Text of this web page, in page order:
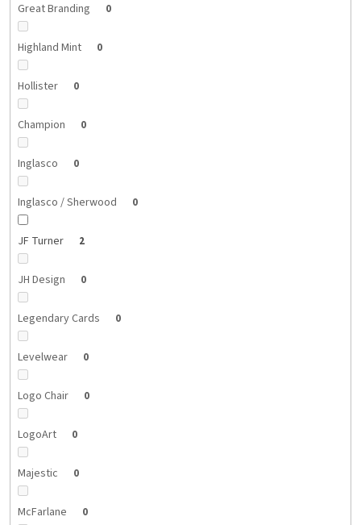
Great Branding 0
Highland Mint 0
Hollister 0
Champion 0
Inglasco 0
Inglasco / Sherwood 0
JF Turner 2
JH Design 0
Legendary Cards 0
Levelwear 0
Logo Chair 0
LogoArt 0
Majestic 0
McFarlane 0